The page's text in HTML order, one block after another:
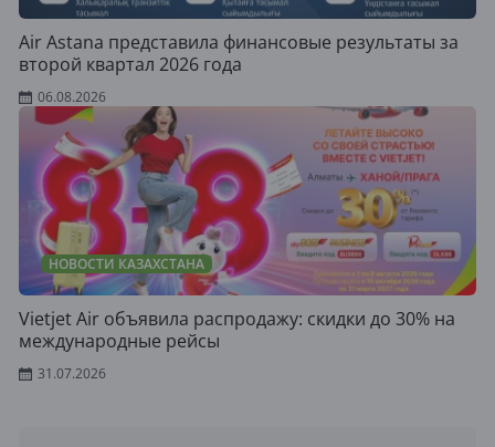
Air Astana представила финансовые результаты за
второй квартал 2026 года
06.08.2026
НОВОСТИ КАЗАХСТАНА
Vietjet Air объявила распродажу: скидки до 30% на
международные рейсы
31.07.2026